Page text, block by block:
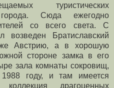
туристических
города. Сюда ежегодно
со всего света. С
Братиславский
Австрию, а в хорошую
стороне замка в его
зала комнаты сокровищ,
году, и там имеется
драгоценных